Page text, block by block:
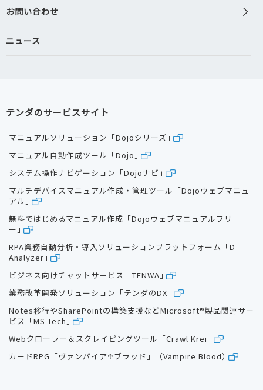
お問い合わせ
ニュース
テンダのサービスサイト
マニュアルソリューション「Dojoシリーズ」
マニュアル自動作成ツール「Dojo」
システム操作ナビゲーション「Dojoナビ」
マルチデバイスマニュアル作成・管理ツール「Dojoウェブマニュ
アル」
無料ではじめるマニュアル作成「Dojoウェブマニュアルフリ
ー」
RPA業務自動分析・導入ソリューションプラットフォーム「D-
Analyzer」
ビジネス向けチャットサービス「TENWA」
業務改革開発ソリューション「テンダのDX」
Notes移行やSharePointの構築支援などMicrosoft®製品関連サー
ビス「MS Tech」
Webクローラー＆スクレイピングツール「Crawl Krei」
カードRPG「ヴァンパイア♰ブラッド」（Vampire Blood）